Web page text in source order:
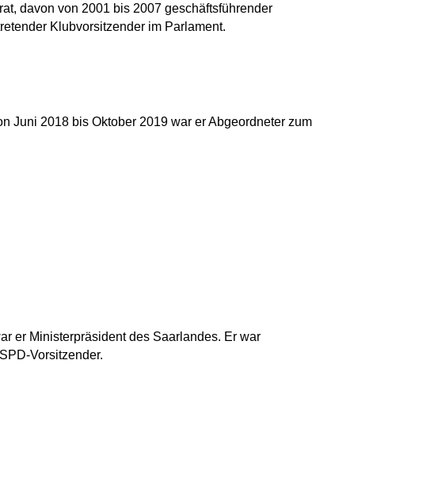
davon von 2001 bis 2007 geschäftsführender
Klubvorsitzender im Parlament.
Juni 2018 bis Oktober 2019 war er Abgeordneter zum
er Ministerpräsident des Saarlandes. Er war
Vorsitzender.